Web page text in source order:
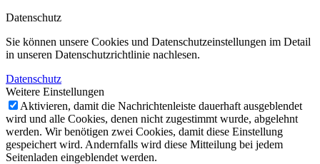
Datenschutz
Sie können unsere Cookies und Datenschutzeinstellungen im Detail
in unseren Datenschutzrichtlinie nachlesen.
Datenschutz
Weitere Einstellungen
Aktivieren, damit die Nachrichtenleiste dauerhaft ausgeblendet
wird und alle Cookies, denen nicht zugestimmt wurde, abgelehnt
werden. Wir benötigen zwei Cookies, damit diese Einstellung
gespeichert wird. Andernfalls wird diese Mitteilung bei jedem
Seitenladen eingeblendet werden.